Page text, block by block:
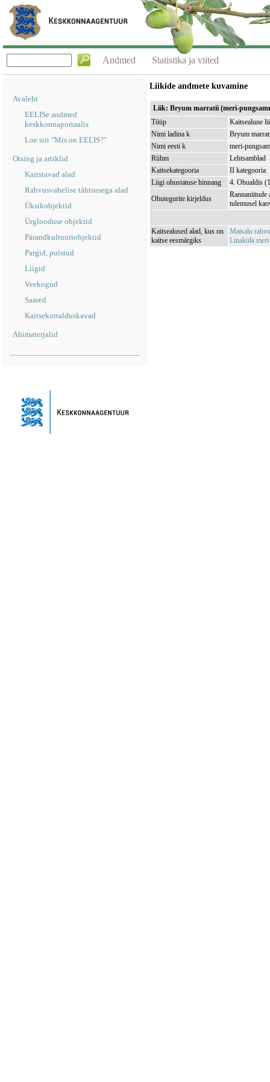
Andmed Statistika ja viited
Avaleht
EELISe andmed
keskkonnaportaalis
Loe siit "Mis on EELIS?"
Otsing ja artiklid
Kaitstavad alad
Rahvusvahelise tähtsusega alad
Üksikobjektid
Ürglooduse objektid
Pärandkultuuriobjektid
Pargid, puistud
Liigid
Veekogud
Saared
Kaitsekorralduskavad
Abimaterjalid
Liikide andmete kuvamine
Liik: Bryum marratii (meri-
Tüüp
Kaitsealune
Nimi ladina k
Bryum
Nimi eesti k
meri-
Rühm
Lehtsamblad
Kaitsekategooria
II kategooria
Liigi ohustatuse hinnang
4. Ohualdis
Ohutegurite kirjeldus
Rannaniitude
tulemusel
Kaitsealused alad, kus on
kaitse eesmärgiks
Matsalu
Linaküla